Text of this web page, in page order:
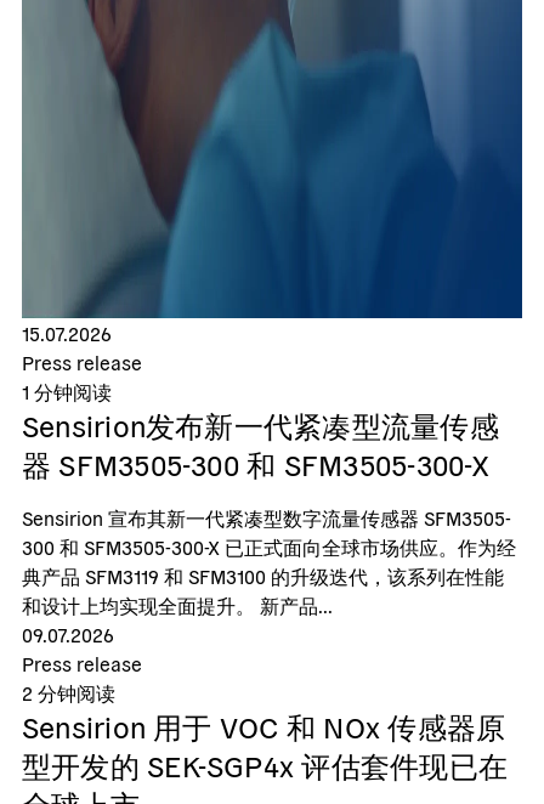
15.07.2026
Press release
1 分钟阅读
Sensirion发布新一代紧凑型流量传感
器 SFM3505-300 和 SFM3505-300-X
Sensirion 宣布其新一代紧凑型数字流量传感器 SFM3505-
300 和 SFM3505-300-X 已正式面向全球市场供应。作为经
典产品 SFM3119 和 SFM3100 的升级迭代，该系列在性能
和设计上均实现全面提升。 新产品...
09.07.2026
Press release
2 分钟阅读
Sensirion 用于 VOC 和 NOx 传感器原
型开发的 SEK-SGP4x 评估套件现已在